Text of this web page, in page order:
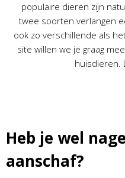
populaire dieren zijn
twee soorten verlangen
ook zo verschillende als
site willen we je graag
huisdieren.
Heb je wel
aanschaf?